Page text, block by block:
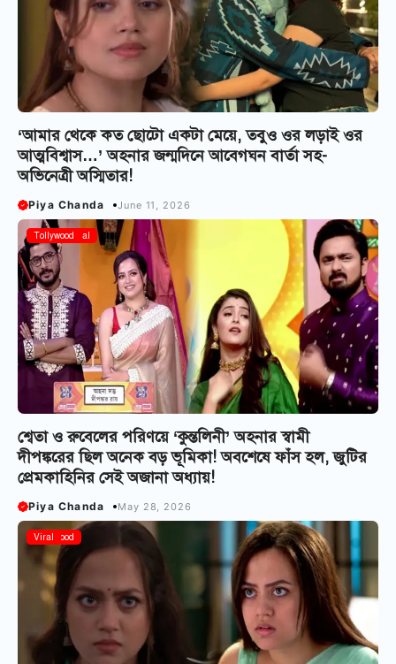
‘আমার থেকে কত ছোটো একটা মেয়ে, তবুও ওর লড়াই ওর
আত্মবিশ্বাস…’ অহনার জন্মদিনে আবেগঘন বার্তা সহ-
অভিনেত্রী অস্মিতার!
Piya Chanda June 11, 2026
Bangla Serial
Tollywood
শ্বেতা ও রুবেলের পরিণয়ে ‘কুন্তলিনী’ অহনার স্বামী
দীপঙ্করের ছিল অনেক বড় ভূমিকা! অবশেষে ফাঁস হল, জুটির
প্রেমকাহিনির সেই অজানা অধ্যায়!
Piya Chanda May 28, 2026
Tollywood
Viral